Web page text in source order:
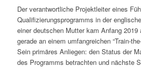
Der verantwortliche Projektleiter eines
Qualifizierungsprogramms in der
einer deutschen Mutter kam Anfang
gerade an einem umfangreichen “Train-
Sein primäres Anliegen: den Status der
des Programms betrachten und nächste